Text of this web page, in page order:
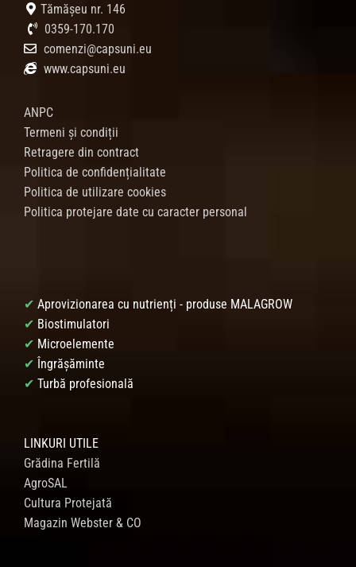
Tămășeu nr. 146
0359-170.170
comenzi@capsuni.eu
www.capsuni.eu
ANPC
Termeni și condiții
Retragere din contract
Politica de confidențialitate
Politica de utilizare cookies
Politica protejare date cu caracter personal
✔ Aprovizionarea cu nutrienți - produse MALAGROW
✔ Biostimulatori
✔ Microelemente
✔ Îngrășăminte
✔ Turbă profesională
LINKURI UTILE
Grădina Fertilă
AgroSAL
Cultura Protejată
Magazin Webster & CO